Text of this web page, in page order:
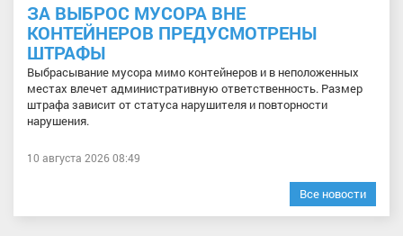
ЗА ВЫБРОС МУСОРА ВНЕ
КОНТЕЙНЕРОВ ПРЕДУСМОТРЕНЫ
ШТРАФЫ
Выбрасывание мусора мимо контейнеров и в неположенных
местах влечет административную ответственность. Размер
штрафа зависит от статуса нарушителя и повторности
нарушения.
10 августа 2026 08:49
Все новости